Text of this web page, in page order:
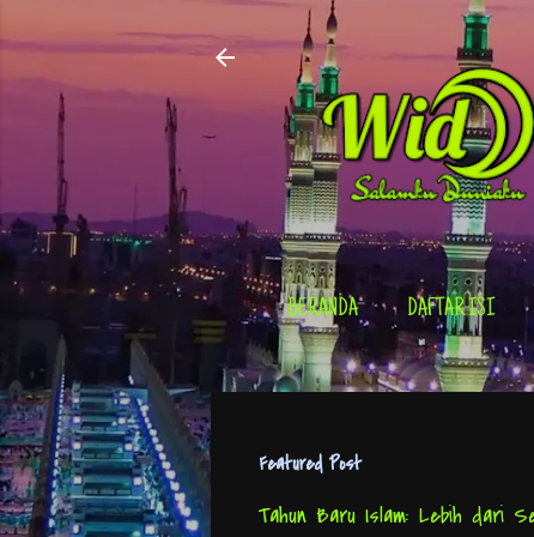
BERANDA DAFTAR ISI
Featured Post
Tahun Baru Islam: Lebih dari